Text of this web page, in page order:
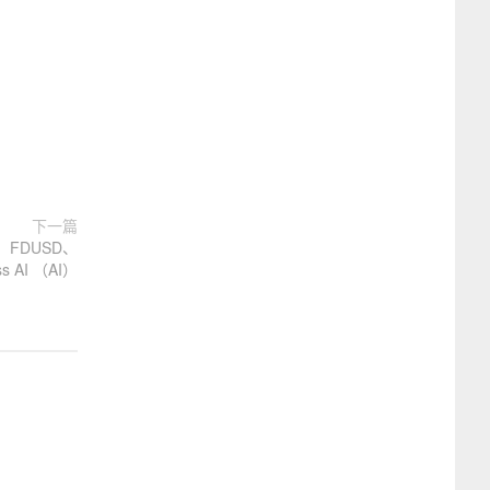
下一篇
、
AI （AI）